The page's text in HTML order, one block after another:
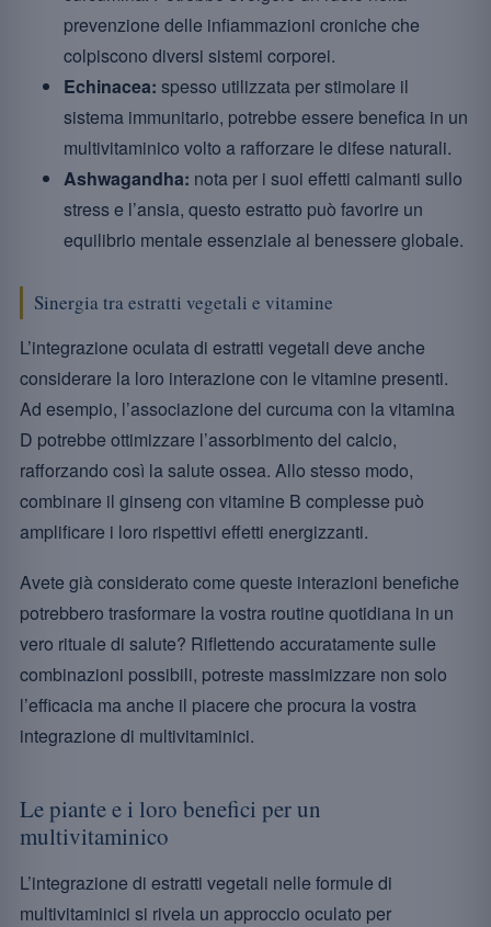
prevenzione delle infiammazioni croniche che
colpiscono diversi sistemi corporei.
Echinacea: spesso utilizzata per stimolare il
sistema immunitario, potrebbe essere benefica in un
multivitaminico volto a rafforzare le difese naturali.
Ashwagandha: nota per i suoi effetti calmanti sullo
stress e l’ansia, questo estratto può favorire un
equilibrio mentale essenziale al benessere globale.
Sinergia tra estratti vegetali e vitamine
L’integrazione oculata di estratti vegetali deve anche
considerare la loro interazione con le vitamine presenti.
Ad esempio, l’associazione del curcuma con la vitamina
D potrebbe ottimizzare l’assorbimento del calcio,
rafforzando così la salute ossea. Allo stesso modo,
combinare il ginseng con vitamine B complesse può
amplificare i loro rispettivi effetti energizzanti.
Avete già considerato come queste interazioni benefiche
potrebbero trasformare la vostra routine quotidiana in un
vero rituale di salute? Riflettendo accuratamente sulle
combinazioni possibili, potreste massimizzare non solo
l’efficacia ma anche il piacere che procura la vostra
integrazione di multivitaminici.
Le piante e i loro benefici per un
multivitaminico
L’integrazione di estratti vegetali nelle formule di
multivitaminici si rivela un approccio oculato per